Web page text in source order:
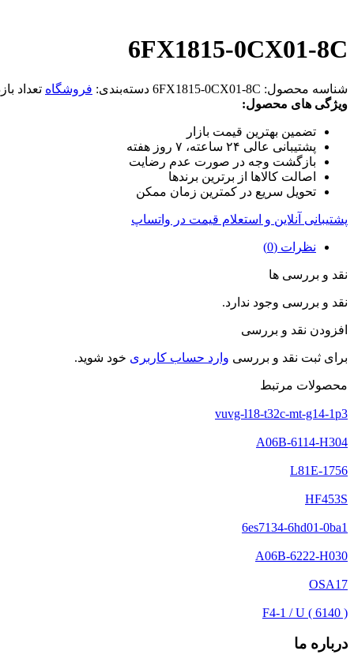
6FX1815-0CX01-8C
شناسه محصول: 6FX1815-0CX01-8C دسته‌بندی: فروشگاه تعداد
ویژگی های محصول:
تضمین بهترین قیمت بازار
پشتیبانی عالی ۲۴ ساعته، ۷ روز هفته
بازگشت وجه در صورت عدم رضایت
اصالت کالاها از برترین برندها
تحویل سریع در کمترین زمان ممکن
پشتیبانی آنلاین و استعلام قیمت در واتساپ
نظرات (0)
نقد و بررسی ها
نقد و بررسی وجود ندارد.
افزودن نقد و بررسی
برای ثبت نقد و بررسی وارد حساب کاربری خود شوید.
محصولات مرتبط
vuvg-l18-t32c-mt-g14-1p3
A06B-6114-H304
1756-L81E
HF453S
6es7134-6hd01-0ba1
A06B-6222-H030
OSA17
F4-1 / U ( 6140 )
درباره ما